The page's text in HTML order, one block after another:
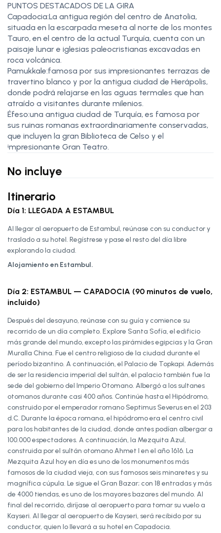
PUNTOS DESTACADOS DE LA GIRA
Capadocia:La antigua región del centro de Anatolia,
situada en la escarpada meseta al norte de los montes
Tauro, en el centro de la actual Turquía, cuenta con un
paisaje lunar e iglesias paleocristianas excavadas en
roca volcánica.
Pamukkale:famosa por sus impresionantes terrazas de
travertino blanco y por la antigua ciudad de Hierápolis,
donde podrá relajarse en las aguas termales que han
atraído a visitantes durante milenios.
Éfeso:una antigua ciudad de Turquía, es famosa por
sus ruinas romanas extraordinariamente conservadas,
que incluyen la gran Biblioteca de Celso y el
impresionante Gran Teatro.
No incluye
Itinerario
Día 1: LLEGADA A ESTAMBUL
Al llegar al aeropuerto de Estambul, reúnase con su conductor y
traslado a su hotel. Regístrese y pase el resto del día libre
explorando la ciudad.
Alojamiento en Estambul.
Día 2: ESTAMBUL — CAPADOCIA (90 minutos de vuelo,
incluido)
Después del desayuno, reúnase con su guía y comience su
recorrido de un día completo. Explore Santa Sofía, el edificio
más grande del mundo, excepto las pirámides egipcias y la Gran
Muralla China. Fue el centro religioso de la ciudad durante el
período bizantino. A continuación, el Palacio de Topkapi. Además
de ser la residencia imperial del sultán, el palacio también fue la
sede del gobierno del Imperio Otomano. Albergó a los sultanes
otomanos durante casi 400 años. Continúe hasta el Hipódromo,
construido por el emperador romano Septimus Severus en el 203
d.C. Durante la época romana, el hipódromo era el centro civil
para los habitantes de la ciudad, donde antes podían albergar a
100.000 espectadores. A continuación, la Mezquita Azul,
construida por el sultán otomano Ahmet I en el año 1616. La
Mezquita Azul hoy en día es uno de los monumentos más
famosos de la ciudad vieja, con sus famosos seis minaretes y su
magnífica cúpula. Le sigue el Gran Bazar; con 18 entradas y más
de 4000 tiendas, es uno de los mayores bazares del mundo. Al
final del recorrido, diríjase al aeropuerto para tomar su vuelo a
Kayseri. Al llegar al aeropuerto de Kayseri, será recibido por su
conductor, quien lo llevará a su hotel en Capadocia.